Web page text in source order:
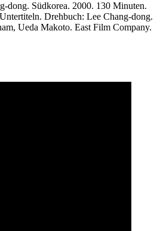
dong. Südkorea. 2000. 130 Minuten.
Drehbuch: Lee Chang-dong.
Ueda Makoto. East Film Company.